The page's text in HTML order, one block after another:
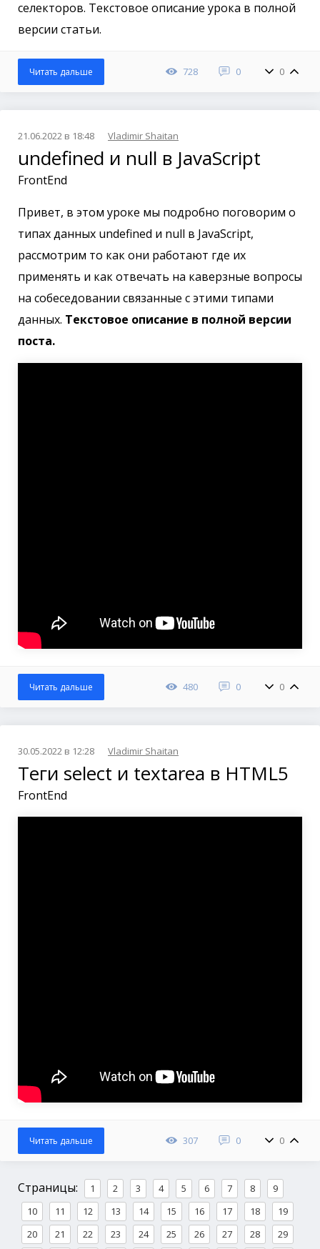
селекторов. Текстовое описание урока в полной
версии статьи.
728 0 0
Читать дальше
21.06.2022 в 18:48 Vladimir Shaitan
undefined и null в JavaScript
FrontEnd
Привет, в этом уроке мы подробно поговорим о
типах данных undefined и null в JavaScript,
рассмотрим то как они работают где их
применять и как отвечать на каверзные вопросы
на собеседовании связанные с этими типами
данных. Текстовое описание в полной версии
поста.
480 0 0
Читать дальше
30.05.2022 в 12:28 Vladimir Shaitan
Теги select и textarea в HTML5
FrontEnd
307 0 0
Читать дальше
Страницы: 1 2 3 4 5 6 7 8
9
10
11 12 13 14 15 16 17 18
19
20
21 22 23 24 25 26 27 28
29